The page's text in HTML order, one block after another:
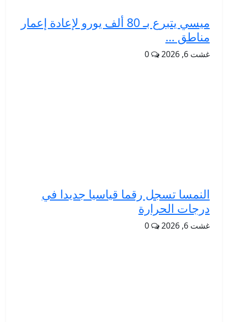
ميسي يتبرع بـ 80 ألف يورو لإعادة إعمار
مناطق ...
غشت 6, 2026 0
النمسا تسجل رقما قياسيا جديدا في
درجات الحرارة
غشت 6, 2026 0